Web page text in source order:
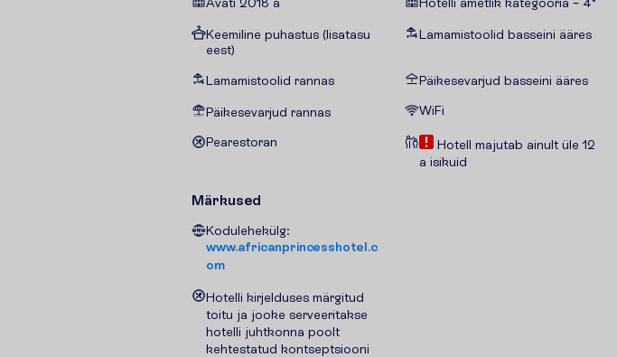
Keemiline puhastus (lisatasu
eest)
Lamamistoolid basseini ääres
Lamamistoolid rannas Päikesevarjud basseini ääres
Päikesevarjud rannas WiFi
Pearestoran
Hotell majutab ainult üle 12
a isikuid
Märkused
Kodulehekülg:
www.africanprincesshotel.c
om
Hotelli kirjelduses märgitud
toitu ja jooke serveeritakse
hotelli juhtkonna poolt
kehtestatud kontseptsiooni